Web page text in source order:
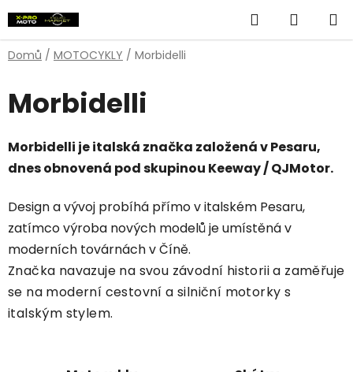
na
obsah
Hledat
KOŠÍK
Domů / MOTOCYKLY / Morbidelli
Morbidelli
Morbidelli je italská značka založená v Pesaru,
dnes obnovená pod skupinou Keeway / QJMotor.
Design a vývoj probíhá přímo v italském Pesaru,
zatímco výroba nových modelů je umístěná v
moderních továrnách v Číně.
Značka navazuje na svou závodní historii a zaměřuje
se na moderní cestovní a silniční motorky s
italským stylem.